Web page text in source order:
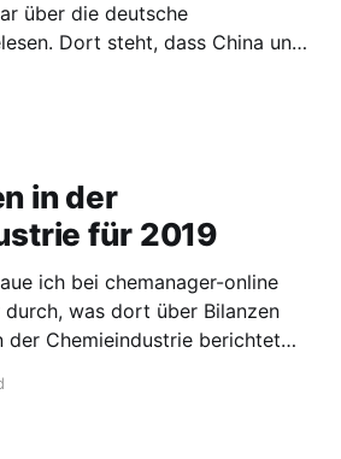
über die deutsche
China und
haben, die aber bis Ende des
Die Argumentation ist, dass die
in der
für 2019
ich bei chemanager-online
was dort über Bilanzen
der Chemieindustrie berichtet